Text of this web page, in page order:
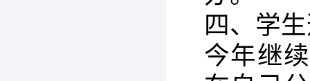
四、学
今年继